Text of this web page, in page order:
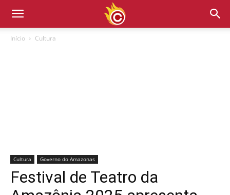
Início Cultura
Cultura Governo do Amazonas
Festival de Teatro da